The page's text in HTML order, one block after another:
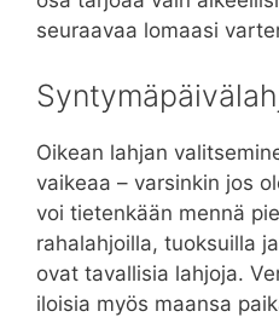
seuraavaa lomaasi
Oikean lahjan
vaikeaa – varsinkin jos
voi tietenkään mennä
rahalahjoilla, tuoksuilla
ovat tavallisia lahjoja.
iloisia myös maansa